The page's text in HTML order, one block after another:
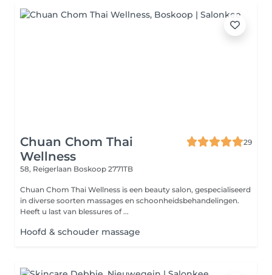
Chuan Chom Thai
Wellness
29
58, Reigerlaan Boskoop 2771TB
Chuan Chom Thai Wellness is een beauty salon, gespecialiseerd
in diverse soorten massages en schoonheidsbehandelingen.
Heeft u last van blessures of ...
Hoofd & schouder massage